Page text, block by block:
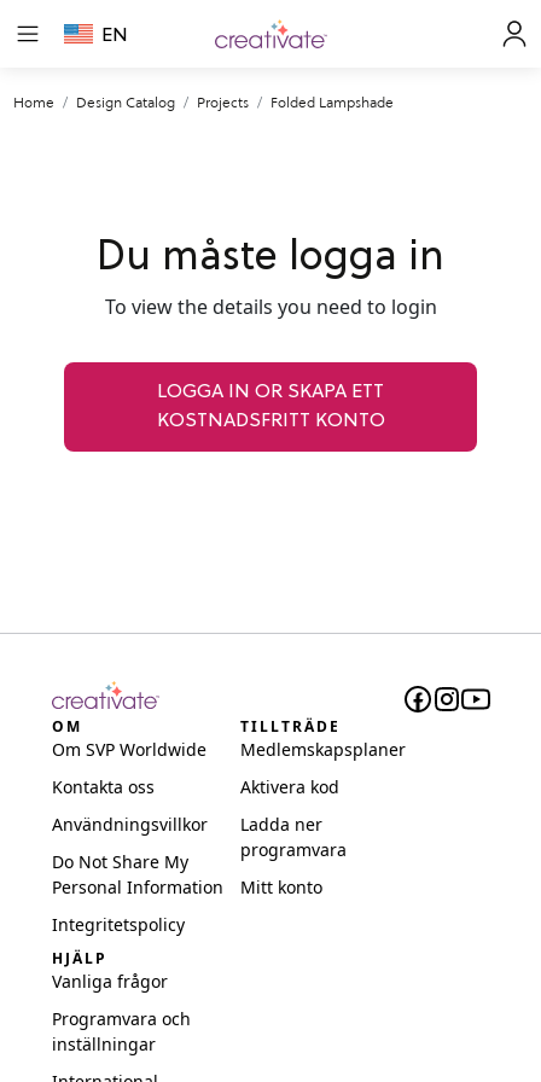
EN
Home Design Catalog Projects Folded Lampshade
Du måste logga in
To view the details you need to login
LOGGA IN OR SKAPA ETT
KOSTNADSFRITT KONTO
OM
Om SVP Worldwide
Kontakta oss
Användningsvillkor
Do Not Share My
Personal Information
Integritetspolicy
TILLTRÄDE
Medlemskapsplaner
Aktivera kod
Ladda ner
programvara
Mitt konto
HJÄLP
Vanliga frågor
Programvara och
inställningar